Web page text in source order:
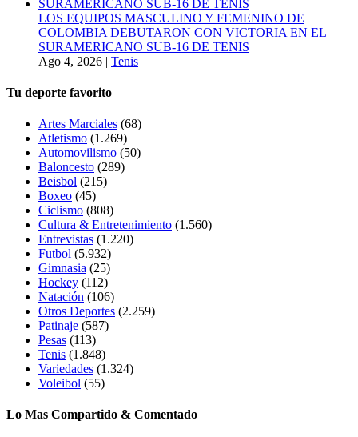
LOS EQUIPOS MASCULINO Y FEMENINO DE
COLOMBIA DEBUTARON CON VICTORIA EN EL
SURAMERICANO SUB-16 DE TENIS
Ago 4, 2026 | Tenis
Tu deporte favorito
Artes Marciales (68)
Atletismo (1.269)
Automovilismo (50)
Baloncesto (289)
Beisbol (215)
Boxeo (45)
Ciclismo (808)
Cultura & Entretenimiento (1.560)
Entrevistas (1.220)
Futbol (5.932)
Gimnasia (25)
Hockey (112)
Natación (106)
Otros Deportes (2.259)
Patinaje (587)
Pesas (113)
Tenis (1.848)
Variedades (1.324)
Voleibol (55)
Lo Mas Compartido & Comentado